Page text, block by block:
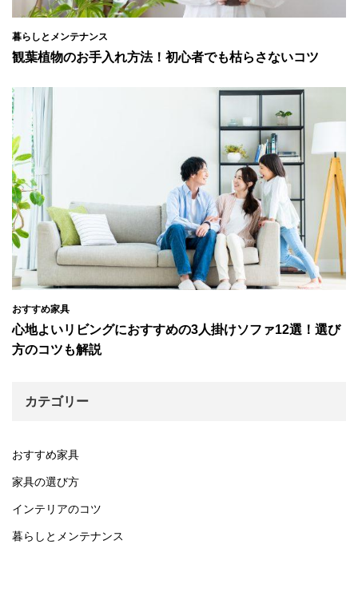
暮らしとメンテナンス
観葉植物のお手入れ方法！初心者でも枯らさないコツ
おすすめ家具
心地よいリビングにおすすめの3人掛けソファ12選！選び
方のコツも解説
カテゴリー
おすすめ家具
家具の選び方
インテリアのコツ
暮らしとメンテナンス